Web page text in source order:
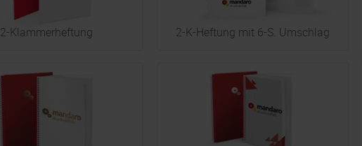
2-Klammerheftung 2-K-Heftung mit 6-S. Umschlag